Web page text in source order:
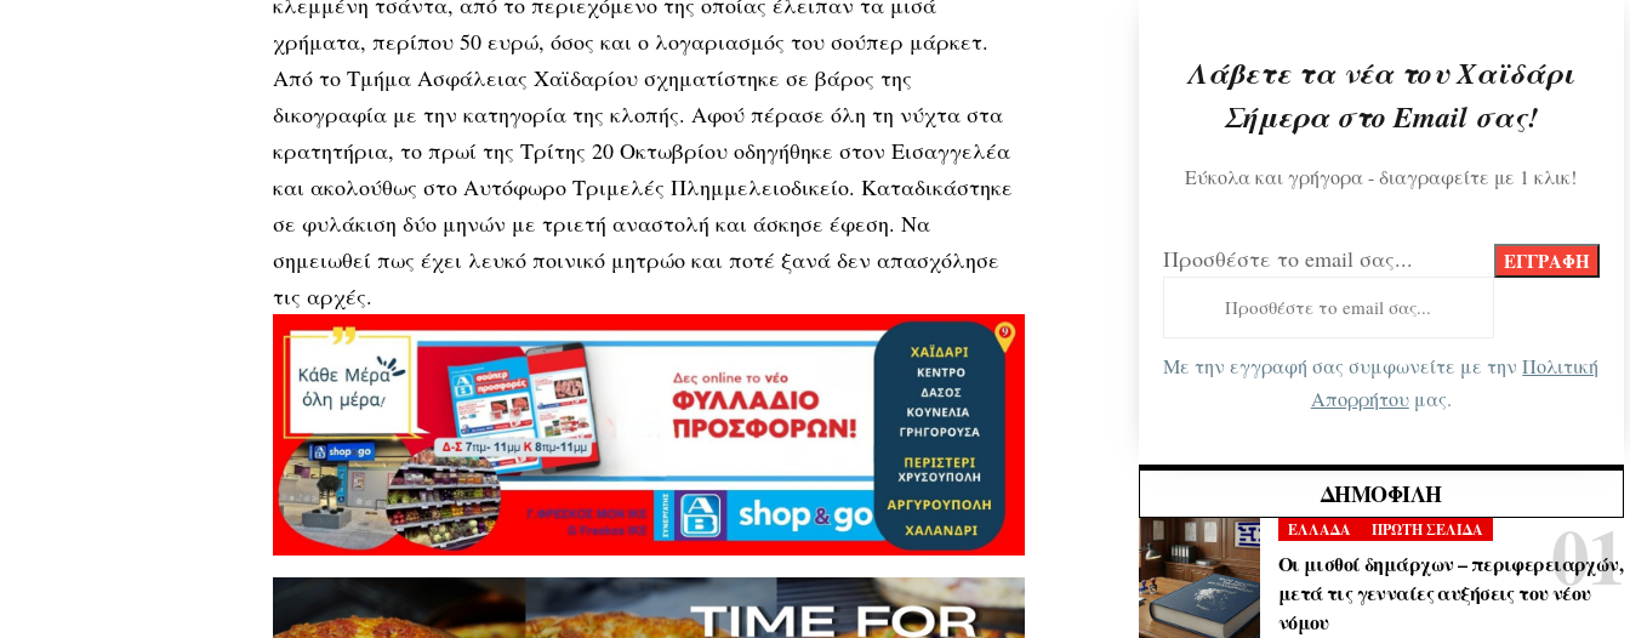
χρήματα, περίπου 50 ευρώ, όσος και ο λογαριασμός του σούπερ μάρκετ.
Από το Τμήμα Ασφάλειας Χαϊδαρίου σχηματίστηκε σε βάρος της
δικογραφία με την κατηγορία της κλοπής. Αφού πέρασε όλη τη νύχτα στα
κρατητήρια, το πρωί της Τρίτης 20 Οκτωβρίου οδηγήθηκε στον Εισαγγελέα
και ακολούθως στο Αυτόφωρο Τριμελές Πλημμελειοδικείο. Καταδικάστηκε
σε φυλάκιση δύο μηνών με τριετή αναστολή και άσκησε έφεση. Να
σημειωθεί πως έχει λευκό ποινικό μητρώο και ποτέ ξανά δεν απασχόλησε
τις αρχές.
Λάβετε τα νέα του Χαϊδάρι
Σήμερα στο Email σας!
Εύκολα και γρήγορα - διαγραφείτε με 1 κλικ!
Προσθέστε το email σας...
Με την εγγραφή σας συμφωνείτε με τηνΠολιτική
Απορρήτουμας.
ΔΗΜΟΦΙΛΉ
ΕΛΛΑΔΑ ΠΡΩΤΗ ΣΕΛΙΔΑ
Οι μισθοί δημάρχων – περιφερειαρχών,
μετά τις γενναίες αυξήσεις του νέου
νόμου